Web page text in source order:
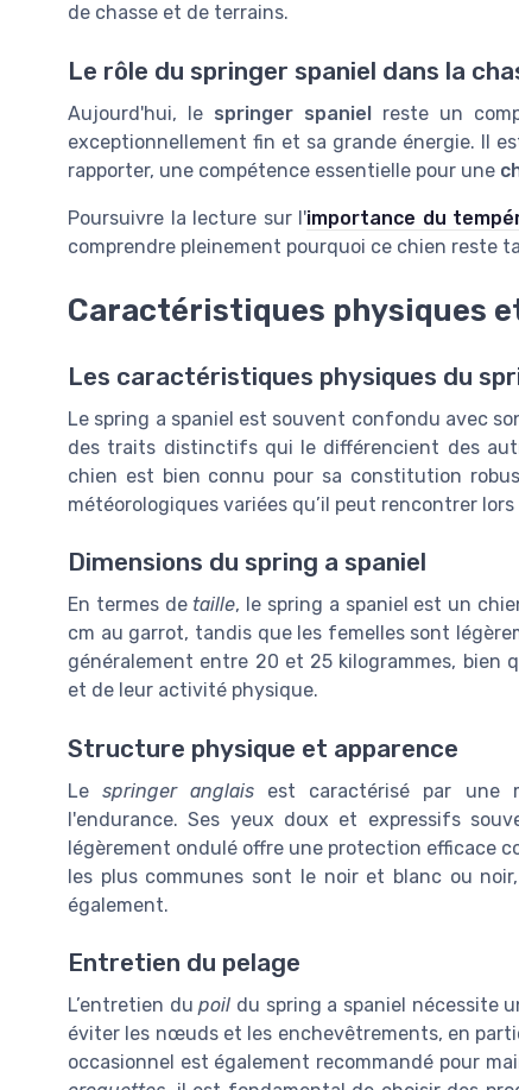
de chasse et de terrains.
Le rôle du springer spaniel dans la
Aujourd'hui, le springer spanielreste un
exceptionnellement fin et sa grande énergie. Il
rapporter, une compétence essentielle pour une
Poursuivre la lecture sur l'importance du
comprendre pleinement pourquoi ce chien reste
Caractéristiques physiques
Les caractéristiques physiques du
Le spring a spaniel est souvent confondu avec
des traits distinctifs qui le différencient des
chien est bien connu pour sa constitution
météorologiques variées qu’il peut rencontrer
Dimensions du spring a spaniel
En termes de taille, le spring a spaniel est un
cm au garrot, tandis que les femelles sont
généralement entre 20 et 25 kilogrammes,
et de leur activité physique.
Structure physique et apparence
Lespringer anglais est caractérisé par une
l'endurance. Ses yeux doux et expressifs
légèrement ondulé offre une protection efficace
les plus communes sont le noir et blanc ou
également.
Entretien du pelage
L’entretien dupoil du spring a spaniel nécessite
éviter les nœuds et les enchevêtrements, en
occasionnel est également recommandé pour